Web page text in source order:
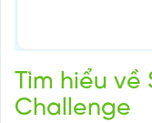
Tìm hiểu về
Challenge